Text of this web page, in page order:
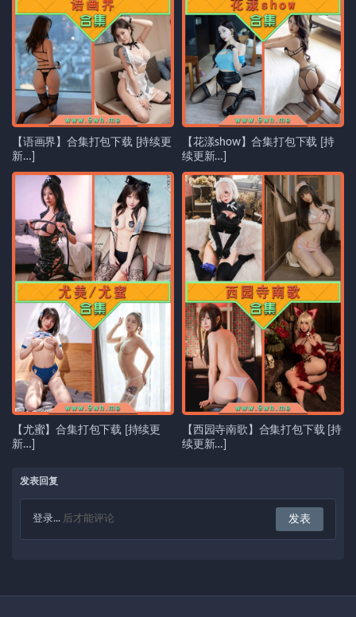
【语画界】合集打包下载 [持续更
新…]
【花漾show】合集打包下载 [持
续更新…]
【尤蜜】合集打包下载 [持续更
新…]
【西园寺南歌】合集打包下载 [持
续更新…]
发表回复
登录... 后才能评论